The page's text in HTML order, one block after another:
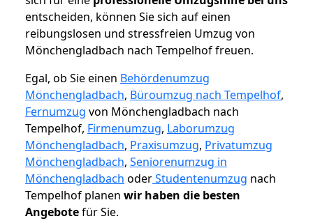
entscheiden, können Sie sich auf einen
reibungslosen und stressfreien Umzug von
Mönchengladbach nach Tempelhof freuen.
Egal, ob Sie einen Behördenumzug
Mönchengladbach, Büroumzug nach Tempelhof,
Fernumzug von Mönchengladbach nach
Tempelhof, Firmenumzug, Laborumzug
Mönchengladbach, Praxisumzug, Privatumzug
Mönchengladbach, Seniorenumzug in
Mönchengladbach oderStudentenumzug nach
Tempelhof planen wir haben die besten
Angebotefür Sie.